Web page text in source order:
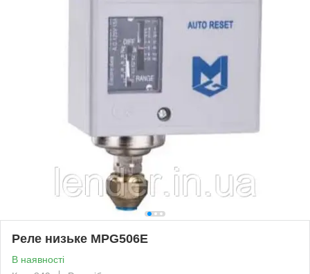
Реле низьке MPG506E
В наявності